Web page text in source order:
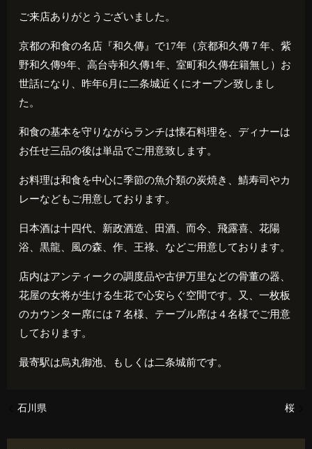
ご来店ありがとうございました。
京都の和食の名店『和久傳』で17年（京都和久傳７年、紫
野和久傳9年、高台寺和久傳1年、室町和久傳在籍無し）お
世話になり、昨年6 月に二条城近くにオープン致しまし
た。
和食の基本を守りながらランチは懐石料理を、ディナーは
お任せ三品の後は単品でご用意致します。
お料理は和食を中心に季節の魚介類の炭焼き、鯖寿司やカ
レーなどもご用意しております。
日本酒は十四代、新政酒造、田酒、而今、飛露喜、花陽
浴、黒龍、風の森、作、王祿、などご用意しております。
店内はアンティークの調度品や古伊万里などの骨董の器、
花屋の女将が生ける生花で心安らぐ空間です。又、一枚板
のカウンター席には７名様、テーブル席は４名様でご用意
しております。
最寄駅は烏丸御池、もしくは二条城前です。
石川県 桜